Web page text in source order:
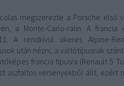
megszerezte a Porsche első
a Monte-Carlo-ralin. A francia
A rendkívül sikeres Alpine-
után nézni, a váltótípusnak
francia típusra (Renault 5
aszfaltos versenyekből állt, ezért